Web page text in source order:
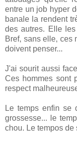
entre un job hyper
banale la rendent
des autres. Elle
Bref, sans elle, ces
doivent penser...
J'ai sourit aussi
Ces hommes sont
respect
Le temps enfin se
grossesse... le
chou. Le tempos de